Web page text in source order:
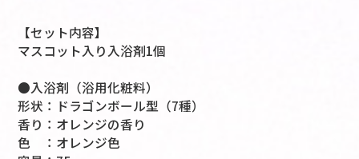
【セット内容】
マスコット入り入浴剤1個
●入浴剤（浴用化粧料）
形状：ドラゴンボール型（7種）
香り：オレンジの香り
色 ：オレンジ色